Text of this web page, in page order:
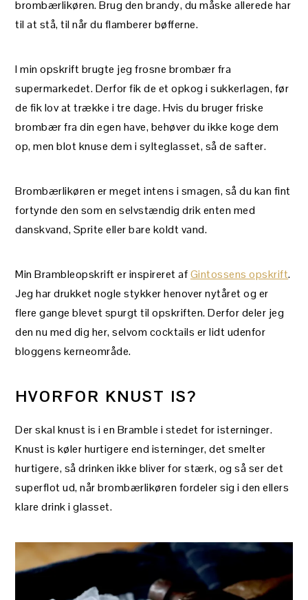
brombærlikøren. Brug den brandy, du måske allerede har
til at stå, til når du flamberer bøfferne.
I min opskrift brugte jeg frosne brombær fra
supermarkedet. Derfor fik de et opkog i sukkerlagen, før
de fik lov at trække i tre dage. Hvis du bruger friske
brombær fra din egen have, behøver du ikke koge dem
op, men blot knuse dem i sylteglasset, så de safter.
Brombærlikøren er meget intens i smagen, så du kan fint
fortynde den som en selvstændig drik enten med
danskvand, Sprite eller bare koldt vand.
Min Brambleopskrift er inspireret afGintossens opskrift.
Jeg har drukket nogle stykker henover nytåret og er
flere gange blevet spurgt til opskriften. Derfor deler jeg
den nu med dig her, selvom cocktails er lidt udenfor
bloggens kerneområde.
HVORFOR KNUST IS?
Der skal knust is i en Bramble i stedet for isterninger.
Knust is køler hurtigere end isterninger, det smelter
hurtigere, så drinken ikke bliver for stærk, og så ser det
superflot ud, når brombærlikøren fordeler sig i den ellers
klare drink i glasset.